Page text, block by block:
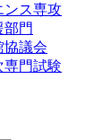
ンス専攻
部門
協議会
専門試験